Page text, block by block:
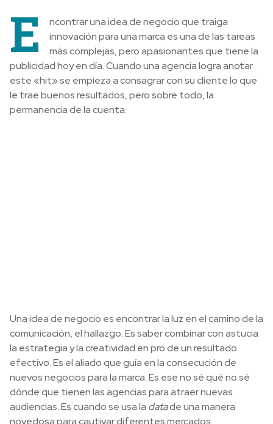
E
ncontrar una idea de negocio que traiga
innovación para una marca es una de las tareas
más complejas, pero apasionantes que tiene la
publicidad hoy en día. Cuando una agencia logra anotar
este «hit» se empieza a consagrar con su cliente lo que
le trae buenos resultados, pero sobre todo, la
permanencia de la cuenta.
Una idea de negocio es encontrar la luz en el camino de la
comunicación, el hallazgo. Es saber combinar con astucia
la estrategia y la creatividad en pro de un resultado
efectivo. Es el aliado que guía en la consecución de
nuevos negocios para la marca. Es ese no sé qué no sé
dónde que tienen las agencias para atraer nuevas
audiencias. Es cuando se usa la datade una manera
novedosa para cautivar diferentes mercados.